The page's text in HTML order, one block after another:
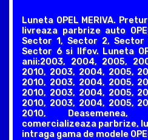
Luneta OPEL MERIVA.
livreaza parbrize auto
Sector 1, Sector 2,
Sector 6 si Ilfov. Luneta
anii:2003, 2004, 2005,
2010, 2003, 2004, 2005,
2010, 2003, 2004, 2005,
2010, 2003, 2004, 2005,
2010, 2003, 2004, 2005,
2010, Deasemenea,
comercializeaza parbrize,
intraga gama de modele